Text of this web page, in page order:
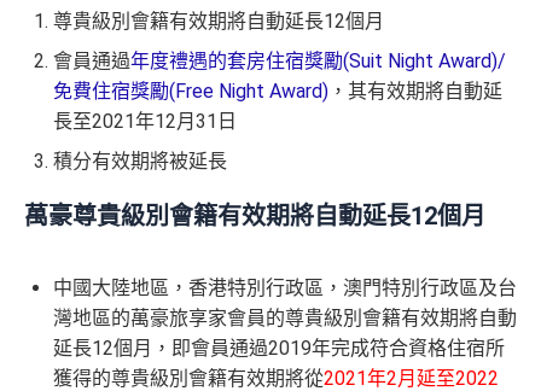
尊貴級別會籍有效期將自動延長12個月
會員通過年度禮遇的套房住宿獎勵(Suit Night Award)/
免費住宿獎勵(Free Night Award) ，其有效期將自動延
長至2021年12月31日
積分有效期將被延長
萬豪尊貴級別會籍有效期將自動延長12個月
中國大陸地區，香港特別行政區，澳門特別行政區及台
灣地區的萬豪旅享家會員的尊貴級別會籍有效期將自動
延長12個月，即會員通過2019年完成符合資格住宿所
獲得的尊貴級別會籍有效期將從2021年2月延至2022